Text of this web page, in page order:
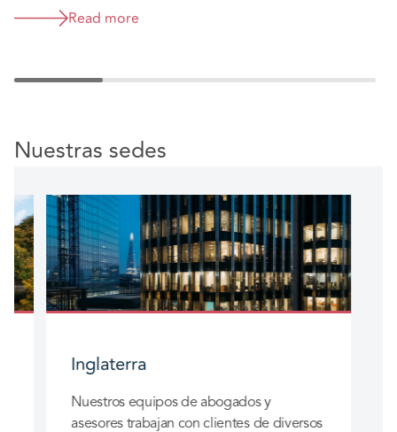
Read more
Nuestras sedes
Inglaterra
Nuestros equipos de abogados y
asesores trabajan con clientes de diversos